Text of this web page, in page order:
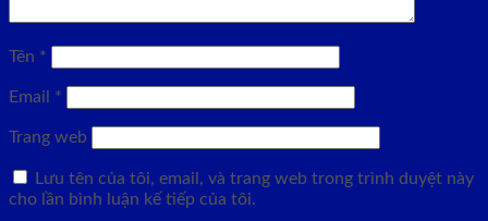
Tên *
Email *
Trang web
Lưu tên của tôi, email, và trang web trong trình duyệt này
cho lần bình luận kế tiếp của tôi.